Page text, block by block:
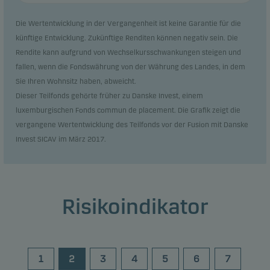
Die Wertentwicklung in der Vergangenheit ist keine Garantie für die
künftige Entwicklung. Zukünftige Renditen können negativ sein. Die
Rendite kann aufgrund von Wechselkursschwankungen steigen und
fallen, wenn die Fondswährung von der Währung des Landes, in dem
Sie Ihren Wohnsitz haben, abweicht.
Dieser Teilfonds gehörte früher zu Danske Invest, einem
luxemburgischen Fonds commun de placement. Die Grafik zeigt die
vergangene Wertentwicklung des Teilfonds vor der Fusion mit Danske
Invest SICAV im März 2017.
Risikoindikator
1 2 3 4 5 6 7